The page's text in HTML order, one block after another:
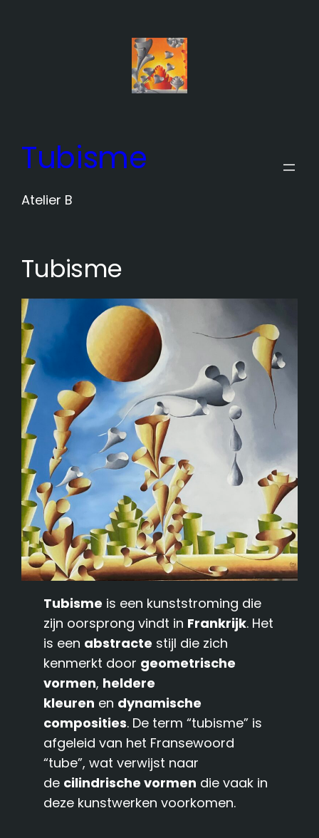
Tubisme
Atelier B
Tubisme
Tubisme is een kunststroming die
zijn oorsprong vindt in Frankrijk. Het
is een abstracte stijl die zich
kenmerkt door geometrische
vormen, heldere
kleuren en dynamische
composities. De term “tubisme” is
afgeleid van het Fransewoord
“tube”, wat verwijst naar
de cilindrische vormen die vaak in
deze kunstwerken voorkomen.